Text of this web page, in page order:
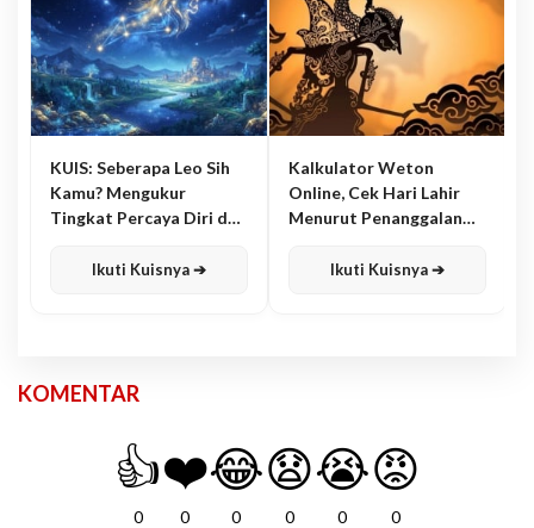
KUIS: Seberapa Leo Sih
Kamu? Mengukur
Tingkat Percaya Diri dan
Ikuti Kuisnya ➔
Kalkulator Weton
Online, Cek Hari Lahir
Menurut Penanggalan
Ikuti Kuisnya ➔
KOMENTAR
👍
0
❤️
0
😂
0
😧
0
😭
0
😡
0